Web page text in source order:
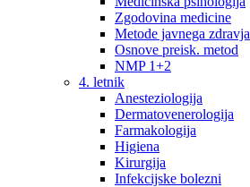
Zgodovina medicine
Metode javnega zdravja
Osnove preisk. metod
NMP 1+2
4. letnik
Anesteziologija
Dermatovenerologija
Farmakologija
Higiena
Kirurgija
Infekcijske bolezni